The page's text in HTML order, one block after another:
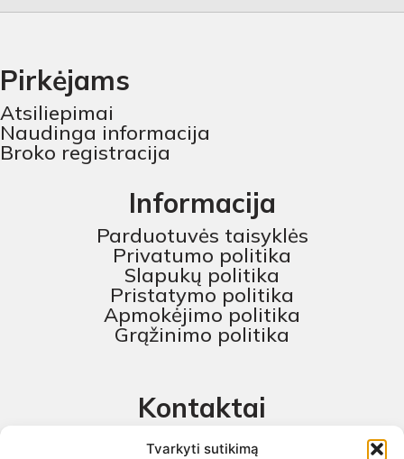
Tvarkyti sutikimą
Pirkėjams
Atsiliepimai
Naudinga informacija
Broko registracija
Informacija
Parduotuvės taisyklės
Privatumo politika
Slapukų politika
Pristatymo politika
Apmokėjimo politika
Grąžinimo politika
Kontaktai